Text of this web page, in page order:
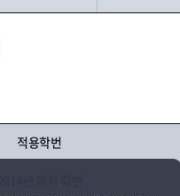
적용학번